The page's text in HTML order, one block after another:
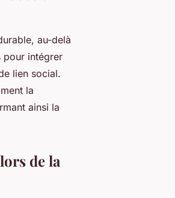
au-delà
pour intégrer
lien social.
la
ainsi la
de la